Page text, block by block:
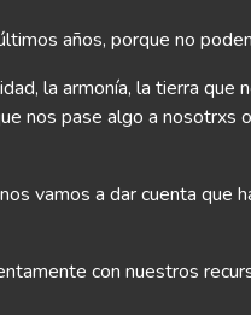
años, porque no
la armonía, la tierra
nos pase algo a nosotrxs
vamos a dar cuenta que
con nuestros